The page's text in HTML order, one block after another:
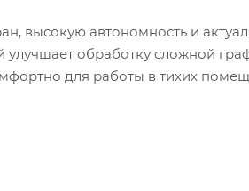
высокую автономность и
обработку сложной
для работы в тихих